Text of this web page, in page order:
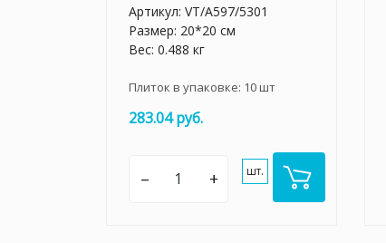
Артикул: VT/A597/5301
Размер: 20*20 см
Вес: 0.488 кг
Плиток в упаковке: 10шт
283.04 руб.
– + шт.